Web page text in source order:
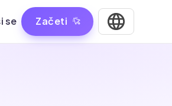
se Začeti